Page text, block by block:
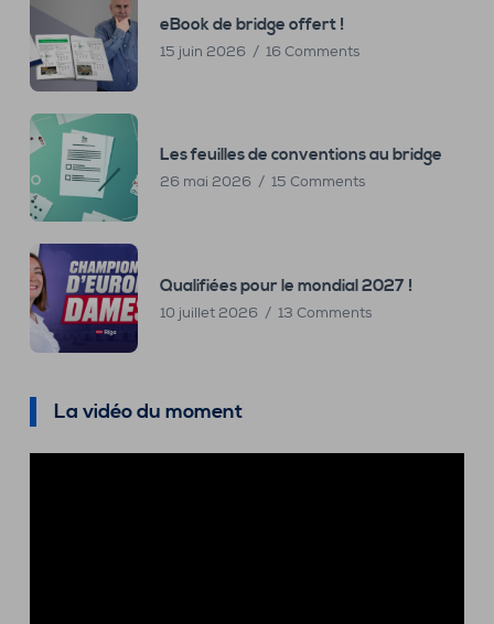
eBook de bridge offert !
15 juin 2026 16 Comments
Les feuilles de conventions au bridge
26 mai 2026 15 Comments
Qualifiées pour le mondial 2027 !
10 juillet 2026 13 Comments
La vidéo du moment